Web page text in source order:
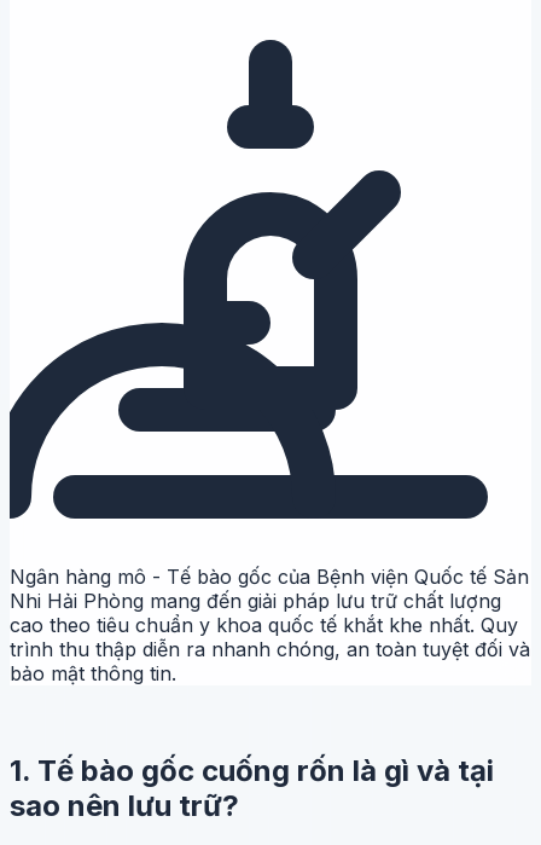
Ngân hàng mô - Tế bào gốc của Bệnh viện Quốc tế Sản
Nhi Hải Phòng mang đến giải pháp lưu trữ chất lượng
cao theo tiêu chuẩn y khoa quốc tế khắt khe nhất. Quy
trình thu thập diễn ra nhanh chóng, an toàn tuyệt đối và
bảo mật thông tin.
1. Tế bào gốc cuống rốn là gì và tại
sao nên lưu trữ?